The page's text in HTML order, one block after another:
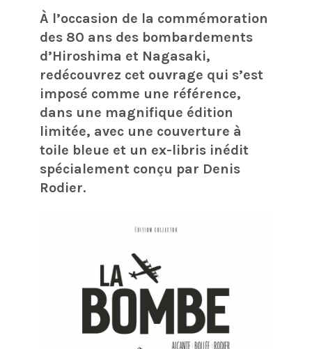
À l’occasion de la commémoration
des 80 ans des bombardements
d’Hiroshima et Nagasaki,
redécouvrez cet ouvrage qui s’est
imposé comme une référence,
dans une magnifique édition
limitée, avec une couverture à
toile bleue et un ex-libris inédit
spécialement conçu par Denis
Rodier.